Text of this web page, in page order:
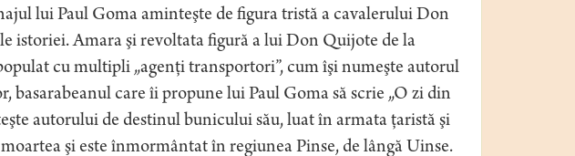
lui Paul Goma aminteşte de figura tristă a cavalerului Don
istoriei. Amara şi revoltata figură a lui Don Quijote de la
cu multipli „agenţi transportori”, cum îşi numeşte autorul
basarabeanul care îi propune lui Paul Goma să scrie „O zi din
autorului de destinul bunicului său, luat în armata ţaristă şi
şi este înmormântat în regiunea Pinse, de lângă Uinse.